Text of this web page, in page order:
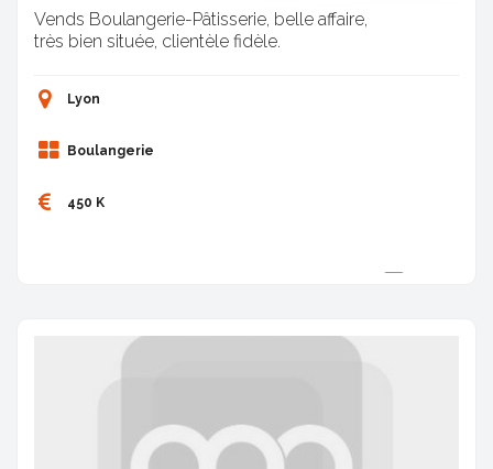
Vends Boulangerie-Pâtisserie, belle affaire,
très bien située, clientèle fidèle.
Lyon
Boulangerie
450 K